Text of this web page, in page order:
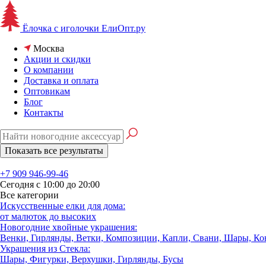
Ёлочка с иголочки ЕлиОпт.ру
Москва
Акции и скидки
О компании
Доставка и оплата
Оптовикам
Блог
Контакты
+7 909 946-99-46
Сегодня с 10:00 до 20:00
Все категории
Искусственные елки для дома:
от малюток до высоких
Новогодние хвойные украшения:
Венки, Гирлянды, Ветки, Композиции, Капли, Свани, Шары,
Украшения из Стекла:
Шары, Фигурки, Верхушки, Гирлянды, Бусы